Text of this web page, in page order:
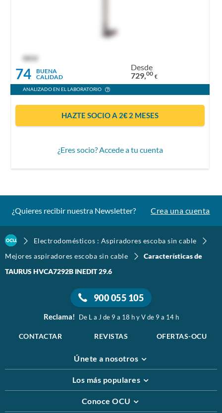
OCU
74
BUENA
CALIDAD
Desde
729,00 €
ANALIZADO EN EL LABORATORIO
HAZTE SOCIO A 2€ 2 MESES
¿Eres socio? Accede a tu cuenta
¿Quieres recibir nuestra Newsletter? Crea una cuenta
Electrodomésticos : Aspiradores escoba sin cable
Mejores aspiradores escoba sin cable
Características de
TAURUS HVCA7292B INEDIT 29.6
900 055 105
Reclama! De L a J de 9 a 18 h y V de 9 a 14 h
CONTACTAR REVISTAS OFERTAS-OCU
Únete a nosotros
Los más populares
Conoce OCU